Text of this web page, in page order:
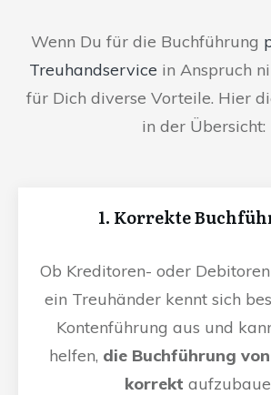
Wenn Du für die Buchführung
Treuhandservice in Anspruch
für Dich diverse Vorteile. Hier
in der Übersicht:
1. Korrekte
Ob Kreditoren- oder
ein Treuhänder kennt sich
Kontenführung aus und
helfen, die Buchführung
korrekt